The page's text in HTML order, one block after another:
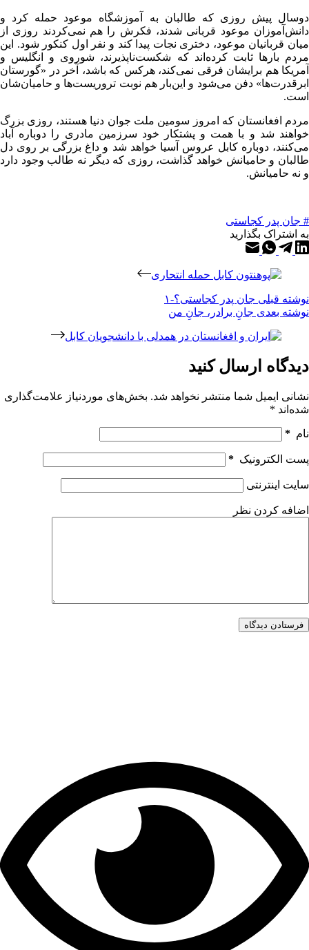
دوسال پیش روزی که طالبان به آموزشگاه موعود حمله کرد و
دانش‌آموزان موعود قربانی شدند، فکرش را هم نمی‌کردند روزی از
میان قربانیان موعود، دختری نجات پیدا کند و نفر اول کنکور شود. این
مردم بارها ثابت کرده‌اند که شکست‌ناپذیرند، شوروی و انگلیس و
آمریکا هم برایشان فرقی نمی‌کند، هرکس که باشد، آخر در «گورستان
ابرقدرت‌ها» دفن می‌شود و این‌بار هم نوبت تروریست‌ها و حامیان‌شان
است.
مردم افغانستان که امروز سومین ملت جوان دنیا هستند، روزی بزرگ
خواهند شد و با همت و پشتکار خود سرزمین مادری را دوباره آباد
می‌کنند، دوباره کابل عروس آسیا خواهد شد و داغ بزرگی بر روی دل
طالبان و حامیانش خواهد گذاشت، روزی که دیگر نه طالب وجود دارد
و نه حامیانش.
# جان پدر کجاستی
به اشتراک بگذارید
نوشته قبلی جان پدر کجاستی؟-۱
نوشته بعدی جانِ برادر، جانِ من
دیدگاه ارسال کنید
نشانی ایمیل شما منتشر نخواهد شد. بخش‌های موردنیاز علامت‌گذاری
شده‌اند *
نام *
پست الکترونیک *
سایت اینترنتی
اضافه کردن نظر
فرستادن دیدگاه